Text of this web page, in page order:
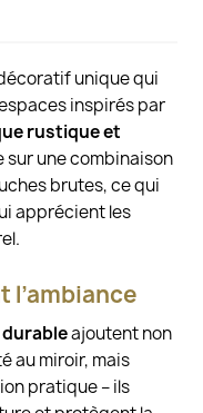
unique qui
inspirés par
rustique et
sur une combinaison
brutes, ce qui
apprécient les
l’ambiance
durableajoutent non
au miroir, mais
pratique – ils